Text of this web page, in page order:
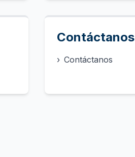
Contáctanos
› Contáctanos